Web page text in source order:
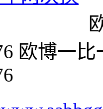
欧博一比